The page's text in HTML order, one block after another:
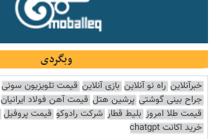
وبگردی
خبرآنلاین راه نو آنلاین بازی آنلاین قیمت تلویزیون سونی
جراح بینی گوشتی پرشین هتل قیمت آهن فولاد ایرانیان
قیمت طلا امروز بلیط قطار شرکت رادوکو قیمت پروفیل
خرید اکانت chatgpt